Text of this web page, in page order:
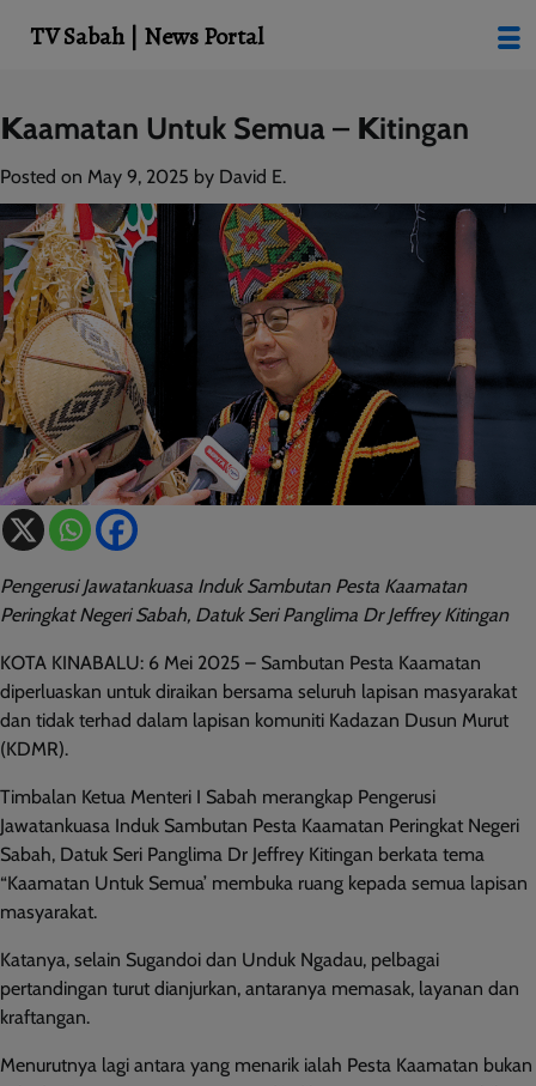
Skip
to
content
𝗞aamatan Untuk Semua – 𝗞itingan
Posted on May 9, 2025 by David E.
Pengerusi Jawatankuasa Induk Sambutan Pesta Kaamatan
Peringkat Negeri Sabah, Datuk Seri Panglima Dr Jeffrey Kitingan
KOTA KINABALU: 6 Mei 2025 – Sambutan Pesta Kaamatan
diperluaskan untuk diraikan bersama seluruh lapisan masyarakat
dan tidak terhad dalam lapisan komuniti Kadazan Dusun Murut
(KDMR).
Timbalan Ketua Menteri I Sabah merangkap Pengerusi
Jawatankuasa Induk Sambutan Pesta Kaamatan Peringkat Negeri
Sabah, Datuk Seri Panglima Dr Jeffrey Kitingan berkata tema
“Kaamatan Untuk Semua’ membuka ruang kepada semua lapisan
masyarakat.
Katanya, selain Sugandoi dan Unduk Ngadau, pelbagai
pertandingan turut dianjurkan, antaranya memasak, layanan dan
kraftangan.
Menurutnya lagi antara yang menarik ialah Pesta Kaamatan bukan
TV Sabah | News Portal